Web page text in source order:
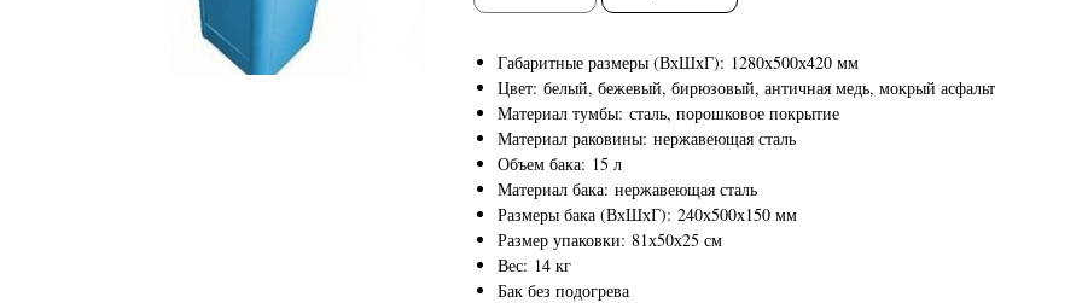
Габаритные размеры (ВхШхГ): 1280х500х420 мм
Цвет: белый, бежевый, бирюзовый, античная медь, мокрый асфальт
Материал тумбы: сталь, порошковое покрытие
Материал раковины: нержавеющая сталь
Объем бака: 15 л
Материал бака: нержавеющая сталь
Размеры бака (ВхШхГ): 240х500х150 мм
Размер упаковки: 81х50х25 см
Вес: 14 кг
Бак без подогрева